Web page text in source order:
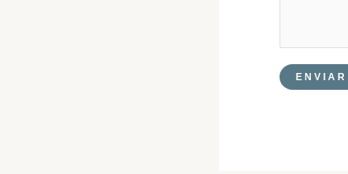
ENVIAR